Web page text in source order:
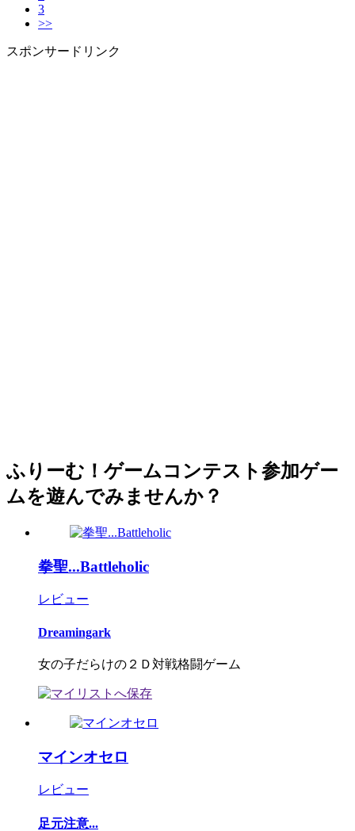
3
>>
スポンサードリンク
ふりーむ！ゲームコンテスト参加ゲー
ムを遊んでみませんか？
拳聖...Battleholic
レビュー
Dreamingark
女の子だらけの２Ｄ対戦格闘ゲーム
マインオセロ
レビュー
足元注意...